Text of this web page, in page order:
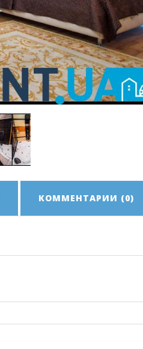
КОММЕНТАРИИ (0)